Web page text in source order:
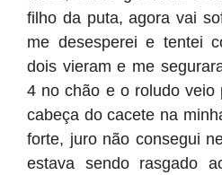
filho da puta, agora vai
me desesperei e tentei
dois vieram e me
4 no chão e o roludo veio
cabeça do cacete na
forte, juro não consegui
estava sendo rasgado